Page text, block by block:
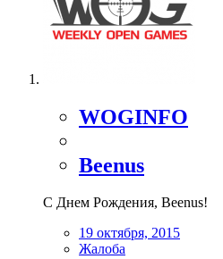
WOGINFO
Beenus
С Днем Рождения, Beenus!
19 октября, 2015
Жалоба